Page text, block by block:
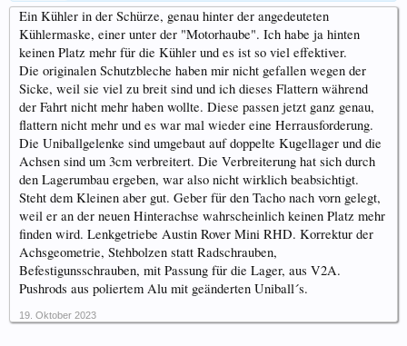
Ein Kühler in der Schürze, genau hinter der angedeuteten
Kühlermaske, einer unter der "Motorhaube". Ich habe ja hinten
keinen Platz mehr für die Kühler und es ist so viel effektiver.
Die originalen Schutzbleche haben mir nicht gefallen wegen der
Sicke, weil sie viel zu breit sind und ich dieses Flattern während
der Fahrt nicht mehr haben wollte. Diese passen jetzt ganz genau,
flattern nicht mehr und es war mal wieder eine Herrausforderung.
Die Uniballgelenke sind umgebaut auf doppelte Kugellager und die
Achsen sind um 3cm verbreitert. Die Verbreiterung hat sich durch
den Lagerumbau ergeben, war also nicht wirklich beabsichtigt.
Steht dem Kleinen aber gut. Geber für den Tacho nach vorn gelegt,
weil er an der neuen Hinterachse wahrscheinlich keinen Platz mehr
finden wird. Lenkgetriebe Austin Rover Mini RHD. Korrektur der
Achsgeometrie, Stehbolzen statt Radschrauben,
Befestigunsschrauben, mit Passung für die Lager, aus V2A.
Pushrods aus poliertem Alu mit geänderten Uniball´s.
19. Oktober 2023